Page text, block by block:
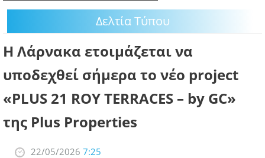
PODCAST
ΛΑΡΝΑΚΑ 2030
ΣΥΝΔΕΣΜΟΙ
ΠΕΡΙΣΣΟΤΕΡΑ
Δελτία Τύπου
Η Λάρνακα ετοιμάζεται να
υποδεχθεί σήμερα το νέο project
«PLUS 21 ROY TERRACES – by GC»
της Plus Properties
22/05/2026 7:25